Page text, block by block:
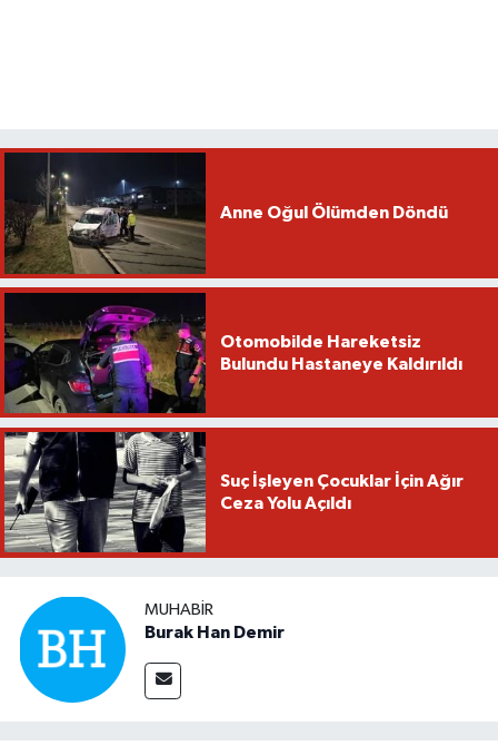
Anne Oğul Ölümden Döndü
Otomobilde Hareketsiz
Bulundu Hastaneye Kaldırıldı
Suç İşleyen Çocuklar İçin Ağır
Ceza Yolu Açıldı
MUHABIR
Burak Han Demir